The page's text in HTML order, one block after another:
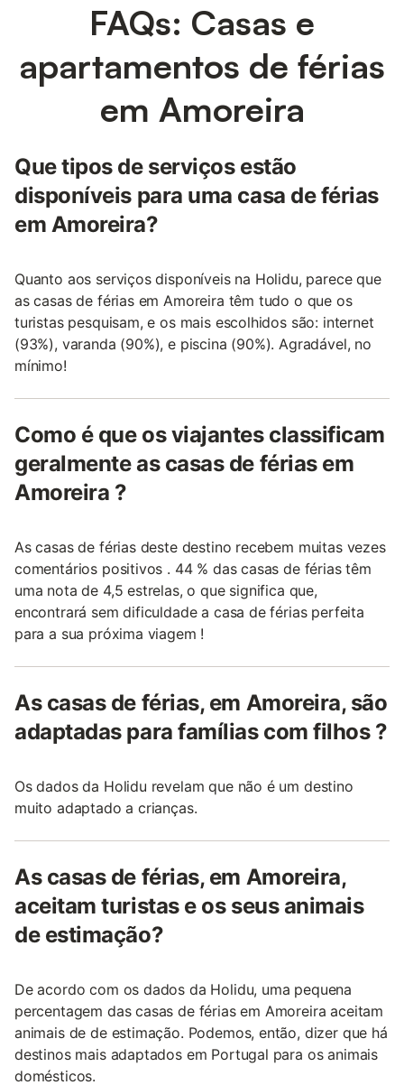
FAQs: Casas e
apartamentos de férias
em Amoreira
Que tipos de serviços estão
disponíveis para uma casa de férias
em Amoreira?
Quanto aos serviços disponíveis na Holidu, parece que
as casas de férias em Amoreira têm tudo o que os
turistas pesquisam, e os mais escolhidos são: internet
(93%), varanda (90%), e piscina (90%). Agradável, no
mínimo!
Como é que os viajantes classificam
geralmente as casas de férias em
Amoreira ?
As casas de férias deste destino recebem muitas vezes
comentários positivos . 44 % das casas de férias têm
uma nota de 4,5 estrelas, o que significa que,
encontrará sem dificuldade a casa de férias perfeita
para a sua próxima viagem !
As casas de férias, em Amoreira, são
adaptadas para famílias com filhos ?
Os dados da Holidu revelam que não é um destino
muito adaptado a crianças.
As casas de férias, em Amoreira,
aceitam turistas e os seus animais
de estimação?
De acordo com os dados da Holidu, uma pequena
percentagem das casas de férias em Amoreira aceitam
animais de de estimação. Podemos, então, dizer que há
destinos mais adaptados em Portugal para os animais
domésticos.